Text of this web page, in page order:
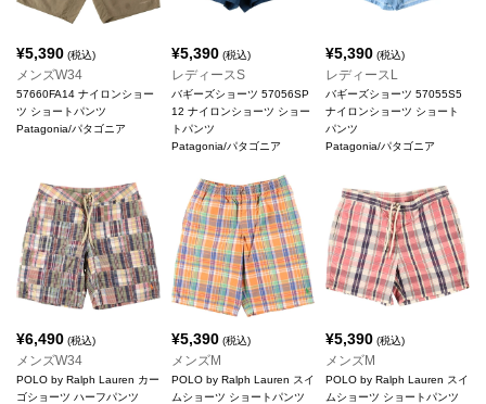
¥5,390 (税込)
メンズW34
57660FA14 ナイロンショー
ツ ショートパンツ
Patagonia/パタゴニア
¥5,390(税込)
レディースS
バギーズショーツ 57056SP
12 ナイロンショーツ ショー
トパンツ
Patagonia/パタゴニア
¥5,390 (税込)
レディースL
バギーズショーツ 57055S5
ナイロンショーツ ショート
パンツ
Patagonia/パタゴニア
¥6,490 (税込)
メンズW34
POLO by Ralph Lauren カー
ゴショーツ ハーフパンツ
¥5,390(税込)
メンズM
POLO by Ralph Lauren スイ
ムショーツ ショートパンツ
¥5,390 (税込)
メンズM
POLO by Ralph Lauren スイ
ムショーツ ショートパンツ